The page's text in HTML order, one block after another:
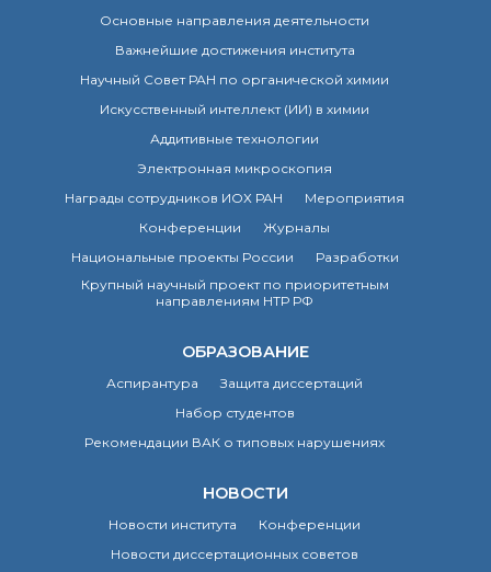
Основные направления деятельности
Важнейшие достижения института
Научный Совет РАН по органической химии
Искусственный интеллект (ИИ) в химии
Аддитивные технологии
Электронная микроскопия
Награды сотрудников ИОХ РАН
Мероприятия
Конференции
Журналы
Национальные проекты России
Разработки
Крупный научный проект по приоритетным
направлениям НТР РФ
ОБРАЗОВАНИЕ
Аспирантура
Защита диссертаций
Набор студентов
Рекомендации ВАК о типовых нарушениях
НОВОСТИ
Новости института
Конференции
Новости диссертационных советов